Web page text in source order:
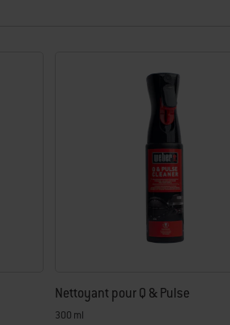
Nettoyant pour Q & Pulse
300 ml